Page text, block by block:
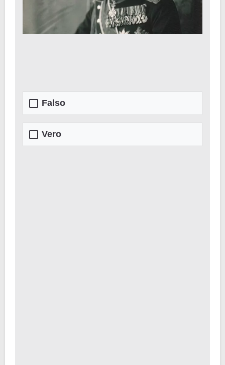
Falso
Vero